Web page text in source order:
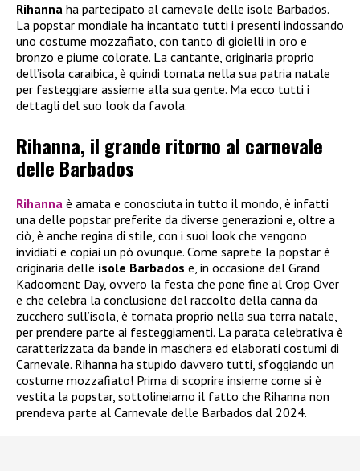
Rihanna ha partecipato al carnevale delle isole Barbados.
La popstar mondiale ha incantato tutti i presenti indossando
uno costume mozzafiato, con tanto di gioielli in oro e
bronzo e piume colorate. La cantante, originaria proprio
dell’isola caraibica, è quindi tornata nella sua patria natale
per festeggiare assieme alla sua gente. Ma ecco tutti i
dettagli del suo look da favola.
Rihanna, il grande ritorno al carnevale
delle Barbados
Rihanna è amata e conosciuta in tutto il mondo, è infatti
una delle popstar preferite da diverse generazioni e, oltre a
ciò, è anche regina di stile, con i suoi look che vengono
invidiati e copiai un pò ovunque. Come saprete la popstar è
originaria delle isole Barbados e, in occasione del Grand
Kadooment Day, ovvero la festa che pone fine al Crop Over
e che celebra la conclusione del raccolto della canna da
zucchero sull’isola, è tornata proprio nella sua terra natale,
per prendere parte ai festeggiamenti. La parata celebrativa è
caratterizzata da bande in maschera ed elaborati costumi di
Carnevale. Rihanna ha stupido davvero tutti, sfoggiando un
costume mozzafiato! Prima di scoprire insieme come si è
vestita la popstar, sottolineiamo il fatto che Rihanna non
prendeva parte al Carnevale delle Barbados dal 2024.